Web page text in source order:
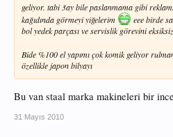
geliyor. tabi 3ay bile paslanmama gibi
kağıdında görmeyi yiğelerim
eee birde
bol yedek parçası ve servislik görevini
Bide %100 el yapımı çok komik geliyor
özellikle japon bilyayı
Bu van staal marka makineleri bir
31 Mayıs 2010